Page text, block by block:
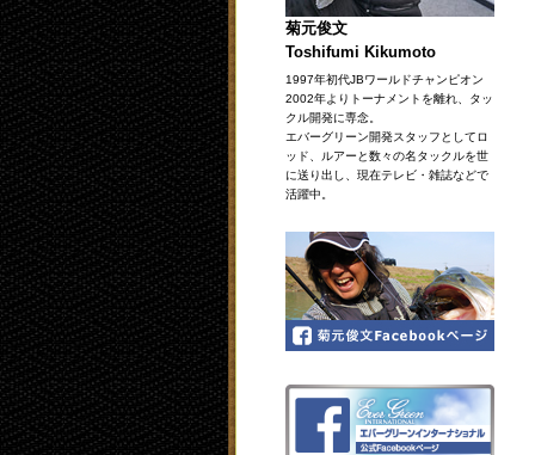
菊元俊文
Toshifumi Kikumoto
1997年初代JBワールドチャンピオン
2002年よりトーナメントを離れ、タッ
クル開発に専念。
エバーグリーン開発スタッフとしてロ
ッド、ルアーと数々の名タックルを世
に送り出し、現在テレビ・雑誌などで
活躍中。